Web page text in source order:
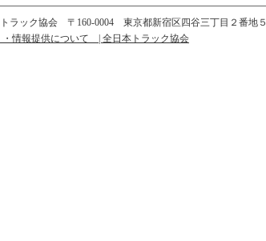
ラック協会 〒160-0004 東京都新宿区四谷三丁目２番地５
・情報提供について | 全日本トラック協会